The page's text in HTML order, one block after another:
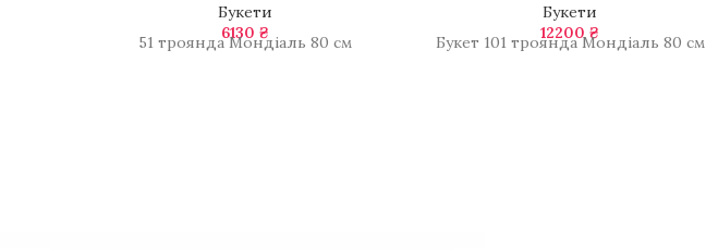
Букети
6130 ₴
51 троянда Мондіаль 80 см
Букети
12200₴
Букет 101 троянда Мондіаль 80 см